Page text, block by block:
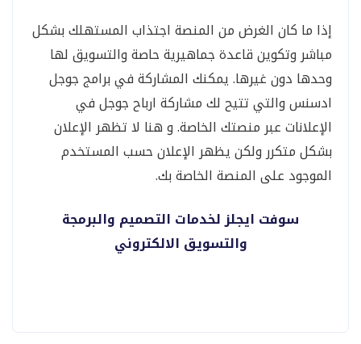
إذا ما كان الغرض من المنصة اجتذاب المستهلك بشكل
مباشر وتكوين قاعدة جماهيرية حاصة والتسويق لها
وحدها دون غيرها. يمكنك المشاركة في برامج جوجل
ادسنس والتي تتيح لك مشاركة ارباح جوجل في
الإعلانات عبر منصتك الخاصة. و هنا لا تظهر الإعلان
بشكل متكرر ولكن يظهر الإعلان حسب المستخدم
الموجود على المنصة الخاصة بك.
سوفت ايجلز لخدمات التصميم والبرمجة
والتسويق الالكتروني